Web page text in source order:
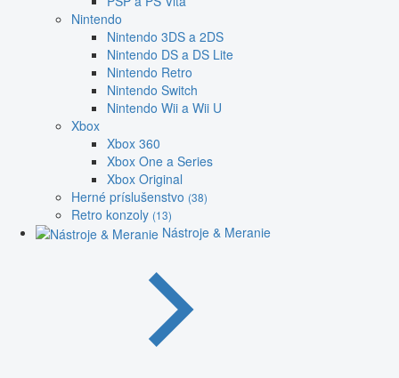
Nintendo
Nintendo 3DS a 2DS
Nintendo DS a DS Lite
Nintendo Retro
Nintendo Switch
Nintendo Wii a Wii U
Xbox
Xbox 360
Xbox One a Series
Xbox Original
Herné príslušenstvo (38)
Retro konzoly (13)
Nástroje & Meranie